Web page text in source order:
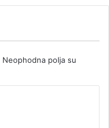
Neophodna polja su